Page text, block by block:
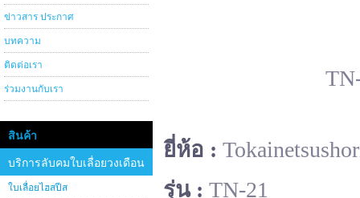
ข่าวสาร ประกาศ
บทความ
ติดต่อเรา
ร่วมงานกับเรา
สินค้า
บริการลับคมใบเลื่อยวงเดือน
ใบเลื่อยไฮสปีส
ยี่ห้อ :
รุ่น : TN-21